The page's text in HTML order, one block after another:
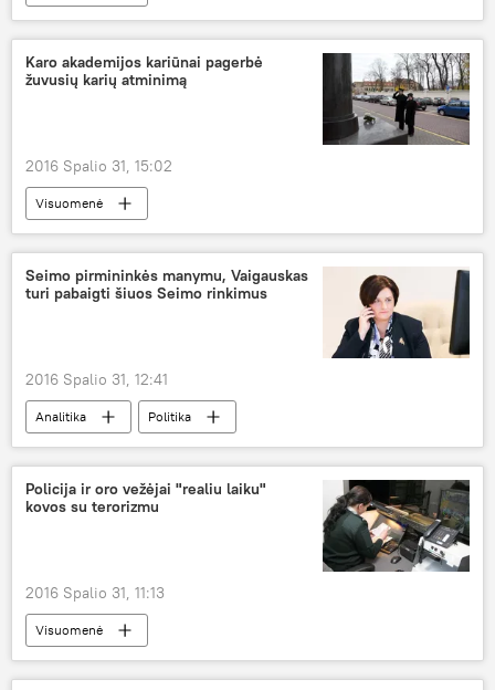
Karo akademijos kariūnai pagerbė
žuvusių karių atminimą
2016 Spalio 31, 15:02
Visuomenė
Seimo pirmininkės manymu, Vaigauskas
turi pabaigti šiuos Seimo rinkimus
2016 Spalio 31, 12:41
Analitika
Politika
Permainų kupinas ruduo: Seimo rinkimai — 2016
Policija ir oro vežėjai "realiu laiku"
kovos su terorizmu
2016 Spalio 31, 11:13
Visuomenė
Policijos pareigūnai skuba į pagalbą